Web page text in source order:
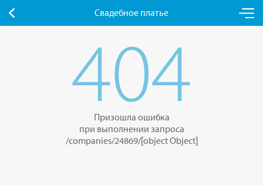
Свадебное платье
404
Призошла ошибка
при выполнении запроса
/companies/24869/[object Object]